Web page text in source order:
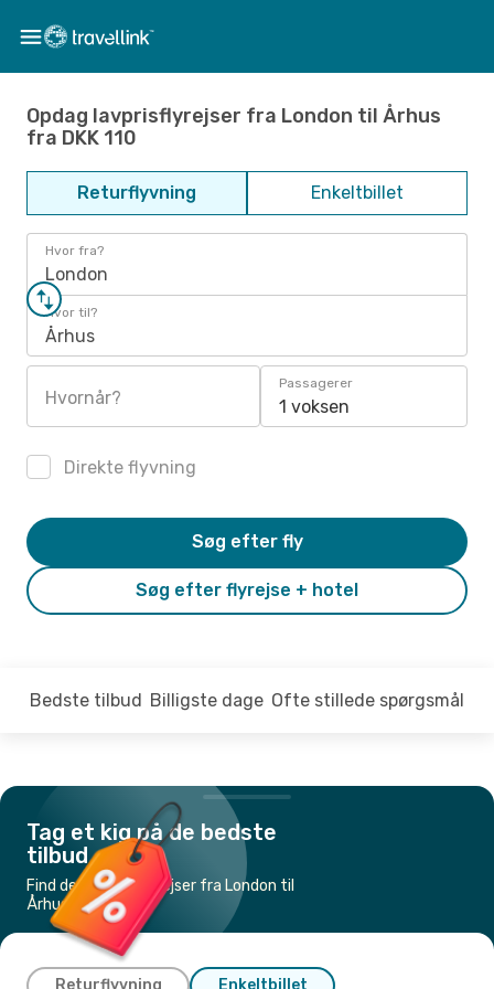
Opdag lavprisflyrejser fra London til Århus
fra DKK 110
Returflyvning Enkeltbillet
Hvor fra?
London
Hvor til?
Århus
Hvornår?
Passagerer
1 voksen
Direkte flyvning
Søg efter flyrejse + hotel
Søg efter fly
Bedste tilbud Billigste dage Ofte stillede spørgsmål
Tag et kig på de bedste
tilbud
Find de billigste flyrejser fra London til
Århus
Returflyvning Enkeltbillet